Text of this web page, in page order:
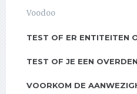
Voodoo
TEST OF ER ENTITEITEN
TEST OF JE EEN
VOORKOM DE